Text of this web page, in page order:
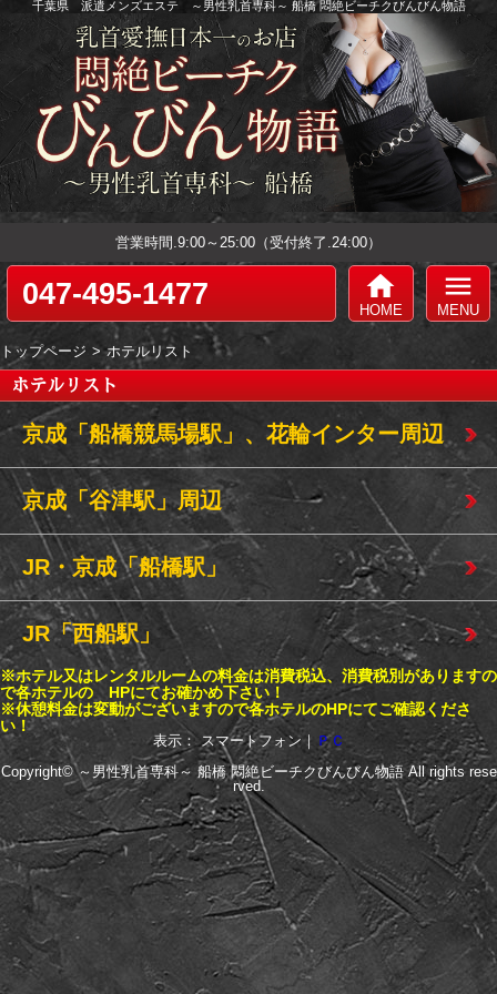
千葉県 派遣メンズエステ ～男性乳首専科～ 船橋 悶絶ビーチクびんびん物語
営業時間.9:00～25:00（受付終了.24:00）
047-495-1477 home
HOME
menu
MENU
トップページ ホテルリスト
ホテルリスト
京成「船橋競馬場駅」、花輪インター周辺
京成「谷津駅」周辺
JR・京成「船橋駅」
JR「西船駅」
※ホテル又はレンタルルームの料金は消費税込、消費税別がありますの
で各ホテルの HPにてお確かめ下さい！
※休憩料金は変動がございますので各ホテルのHPにてご確認くださ
い！
表示： スマートフォン｜ ＰＣ
Copyright©～男性乳首専科～ 船橋 悶絶ビーチクびんびん物語All rights rese
rved.